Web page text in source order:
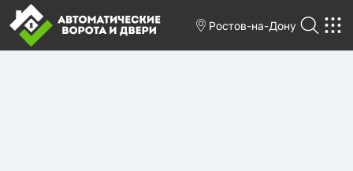
Ростов-на-Дону